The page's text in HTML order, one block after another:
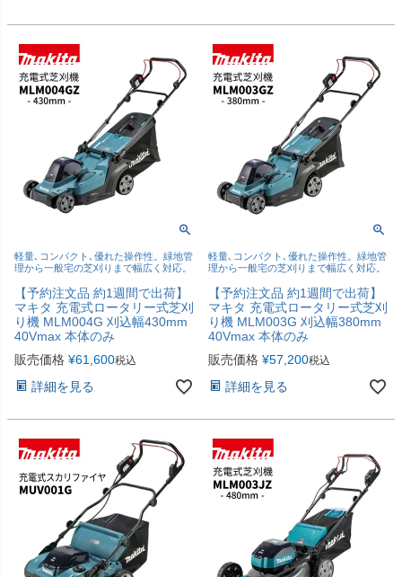
軽量､コンパクト､優れた操作性。緑地管
理から一般宅の芝刈りまで幅広く対応。
【予約注文品 約1週間で出荷】
マキタ 充電式ロータリー式芝刈
り機 MLM004G 刈込幅430mm
40Vmax 本体のみ
販売価格 ¥61,600税込
詳細を見る
軽量､コンパクト､優れた操作性。緑地管
理から一般宅の芝刈りまで幅広く対応。
【予約注文品 約1週間で出荷】
マキタ 充電式ロータリー式芝刈
り機 MLM003G 刈込幅380mm
40Vmax 本体のみ
販売価格 ¥57,200税込
詳細を見る